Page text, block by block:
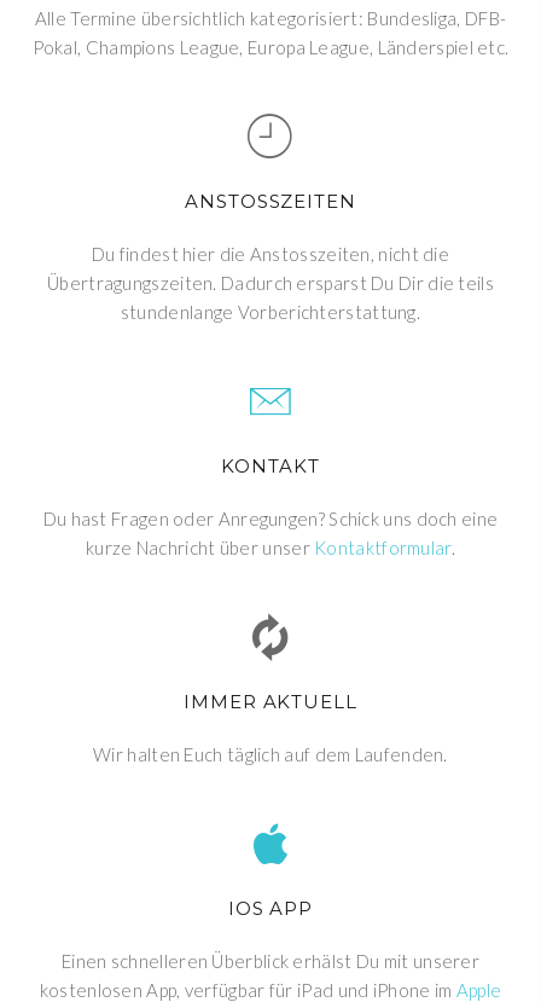
Alle Termine übersichtlich kategorisiert: Bundesliga, DFB-
Pokal, Champions League, Europa League, Länderspiel etc.
ANSTOSSZEITEN
Du findest hier die Anstosszeiten, nicht die
Übertragungszeiten. Dadurch ersparst Du Dir die teils
stundenlange Vorberichterstattung.
KONTAKT
Du hast Fragen oder Anregungen? Schick uns doch eine
kurze Nachricht über unser Kontaktformular.
IMMER AKTUELL
Wir halten Euch täglich auf dem Laufenden.
IOS APP
Einen schnelleren Überblick erhälst Du mit unserer
kostenlosen App, verfügbar für iPad und iPhone im Apple